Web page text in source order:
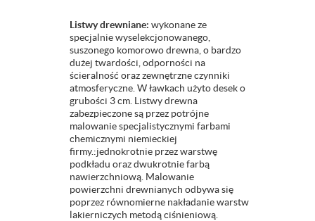
Listwy drewniane: wykonane ze
specjalnie wyselekcjonowanego,
suszonego komorowo drewna, o bardzo
dużej twardości, odporności na
ścieralność oraz zewnętrzne czynniki
atmosferyczne. W ławkach użyto desek o
grubości 3 cm. Listwy drewna
zabezpieczone są przez potrójne
malowanie specjalistycznymi farbami
chemicznymi niemieckiej
firmy.:jednokrotnie przez warstwę
podkładu oraz dwukrotnie farbą
nawierzchniową. Malowanie
powierzchni drewnianych odbywa się
poprzez równomierne nakładanie warstw
lakierniczych metodą ciśnieniową.